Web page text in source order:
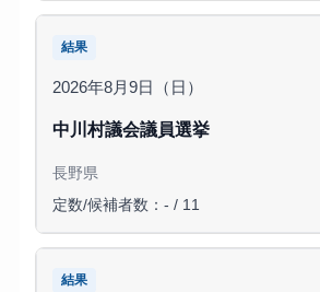
結果
2026年8月9日（日）
中川村議会議員選挙
長野県
定数/候補者数：- / 11
結果